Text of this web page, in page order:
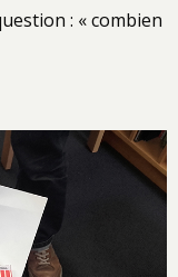
: « combien